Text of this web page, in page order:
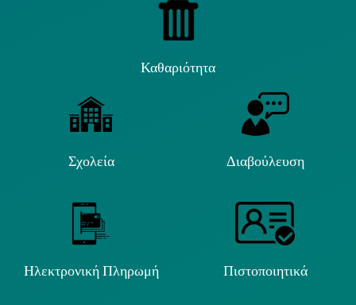
Καθαριότητα
Σχολεία Διαβούλευση
Ηλεκτρονική Πληρωμή Πιστοποιητικά